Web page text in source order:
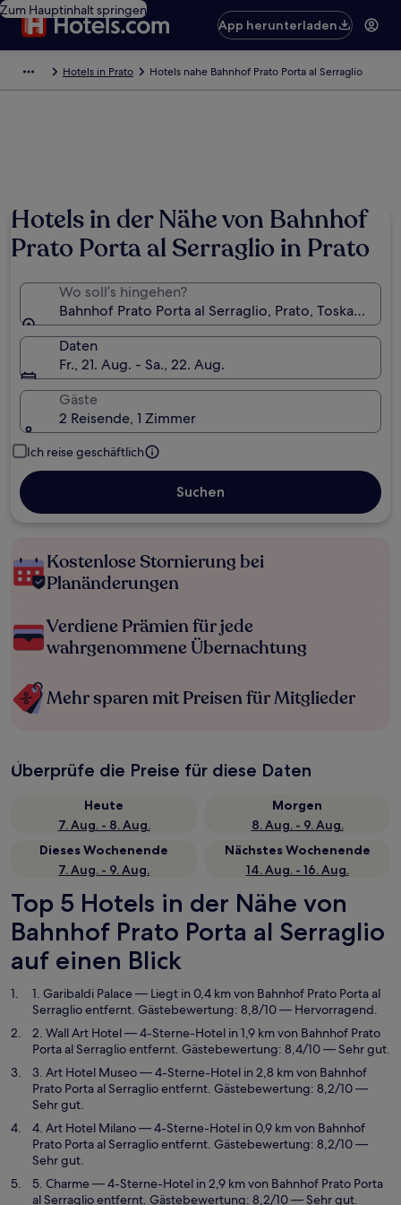
Zum Hauptinhalt springen
App herunterladen
Hotels in Prato Hotels nahe Bahnhof Prato Porta al Serraglio
Hotels in der Nähe von Bahnhof
Prato Porta al Serraglio in Prato
Wo soll’s hingehen?
Bahnhof Prato Porta al Serraglio, Prato, Toskana,
Daten
Fr., 21. Aug. - Sa., 22. Aug.
Gäste
2 Reisende, 1 Zimmer
Ich reise geschäftlich
Suchen
Kostenlose Stornierung bei
Planänderungen
Verdiene Prämien für jede
wahrgenommene Übernachtung
Mehr sparen mit Preisen für Mitglieder
Überprüfe die Preise für diese Daten
Heute
7. Aug. - 8. Aug.
Morgen
8. Aug. - 9. Aug.
Dieses Wochenende
7. Aug. - 9. Aug.
Nächstes Wochenende
14. Aug. - 16. Aug.
Top 5 Hotels in der Nähe von
Bahnhof Prato Porta al Serraglio
auf einen Blick
1. Garibaldi Palace— Liegt in 0,4 km von Bahnhof Prato Porta al
Serraglio entfernt. Gästebewertung: 8,8/10 — Hervorragend.
2. Wall Art Hotel— 4-Sterne-Hotel in 1,9 km von Bahnhof Prato
Porta al Serraglio entfernt. Gästebewertung: 8,4/10 — Sehr gut.
3. Art Hotel Museo— 4-Sterne-Hotel in 2,8 km von Bahnhof
Prato Porta al Serraglio entfernt. Gästebewertung: 8,2/10 —
Sehr gut.
4. Art Hotel Milano— 4-Sterne-Hotel in 0,9 km von Bahnhof
Prato Porta al Serraglio entfernt. Gästebewertung: 8,2/10 —
Sehr gut.
5. Charme— 4-Sterne-Hotel in 2,9 km von Bahnhof Prato Porta
al Serraglio entfernt. Gästebewertung: 8,2/10 — Sehr gut.